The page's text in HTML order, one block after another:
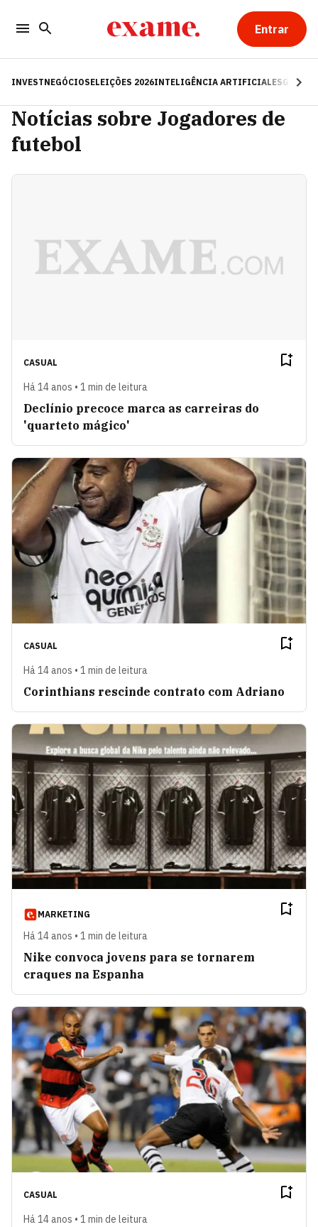
Entrar
INVESTNEGÓCIOSELEIÇÕES 2026INTELIGÊNCIA ARTIFICIALESG
Notícias sobre Jogadores de
futebol
CASUAL
Há 14 anos • 1 min de leitura
Declínio precoce marca as carreiras do
'quarteto mágico'
CASUAL
Há 14 anos • 1 min de leitura
Corinthians rescinde contrato com Adriano
MARKETING
Há 14 anos • 1 min de leitura
Nike convoca jovens para se tornarem
craques na Espanha
CASUAL
Há 14 anos • 1 min de leitura